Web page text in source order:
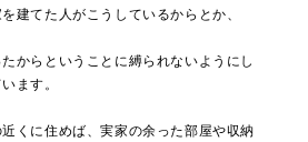
建てた人がこうしているからとか、
からということに縛られないようにし
ます。
くに住めば、実家の余った部屋や収納